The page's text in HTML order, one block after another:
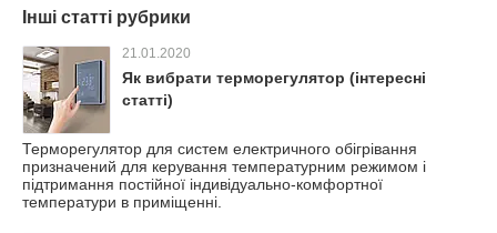
Інші статті рубрики
21.01.2020
Як вибрати терморегулятор (інтересні
статті)
Терморегулятор для систем електричного обігрівання
призначений для керування температурним режимом і
підтримання постійної індивідуально-комфортної
температури в приміщенні.